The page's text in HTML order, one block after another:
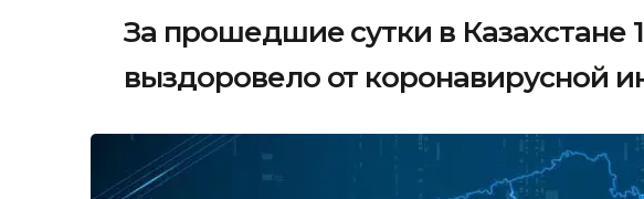
За прошедшие сутки в Казахстане
выздоровело от коронавирусной